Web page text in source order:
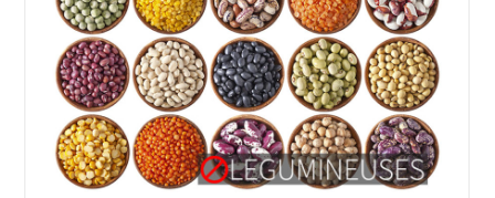
(toxines) dans le système sanguin sont accrus
car l’intestin est plus poreux. Quand aux lectines ( 21),
elles endommagent la muqueuse intestinale. La
présence de ces éléments dans le sang provoque des
inflammations chroniques dans le corps, ce qui a pour
conséquence une augmentation des réactions auto-
immunes (22).
Les légumineuses doivent subir une préparation
technique pour pouvoir être consommées (23). De
même, compte tenu de leurs substances toxiques,